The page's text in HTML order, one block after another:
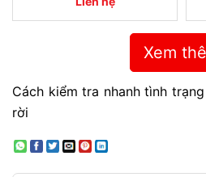
Xem
Cách kiểm tra nhanh tình
rời